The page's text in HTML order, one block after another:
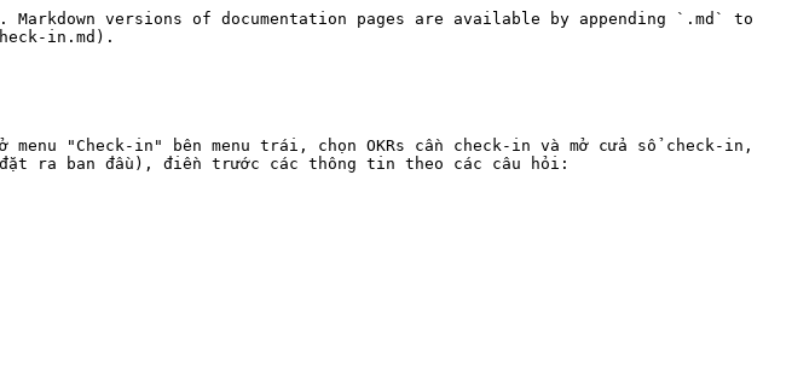
versions of documentation pages are available by appending `.md` to
in.md).
"Check-in" bên menu trái, chọn OKRs cần check-in và mở cửa sổ check-in,
ra ban đầu), điền trước các thông tin theo các câu hỏi: